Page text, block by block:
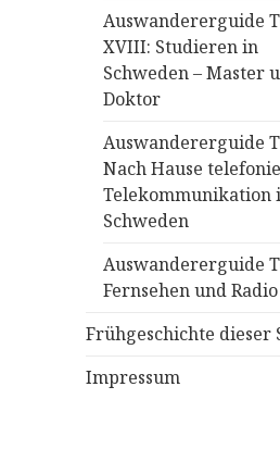
Auswandererguide
XVIII: Studieren in
Schweden – Master
Doktor
Auswandererguide
Nach Hause
Telekommunikation
Schweden
Auswandererguide
Fernsehen und Radio
Frühgeschichte dieser
Impressum